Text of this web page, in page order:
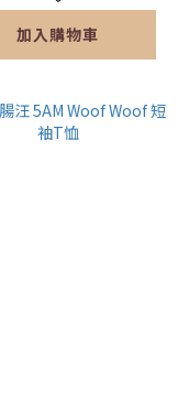
加入購物車